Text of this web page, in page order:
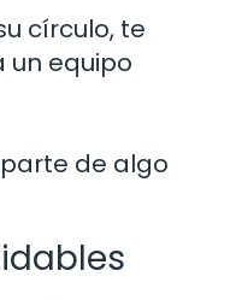
círculo, te
un equipo
de algo